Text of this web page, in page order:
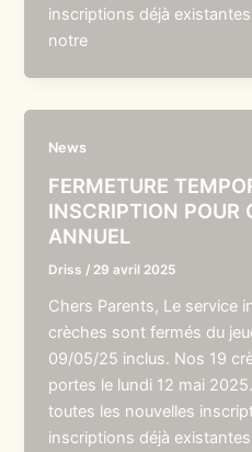
inscriptions déjà
notre
News
FERMETURE
INSCRIPTION POUR
ANNUEL
Driss / 29 avril 2025
Chers Parents, Le service
crèches sont fermés du
09/05/25 inclus. Nos 19
portes le lundi 12 mai
toutes les nouvelles
inscriptions déjà